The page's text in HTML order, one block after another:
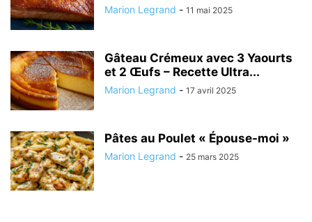
Marion Legrand - 11 mai 2025
Gâteau Crémeux avec 3 Yaourts
et 2 Œufs – Recette Ultra...
Marion Legrand - 17 avril 2025
Pâtes au Poulet « Épouse-moi »
Marion Legrand - 25 mars 2025